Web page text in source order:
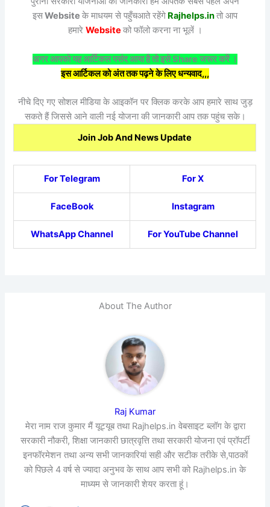
इसWebsite के माधयम से पहुँचआते रहेंगे Rajhelps.inतो आप
हमारे Website को फॉलो करना ना भूलें ।
अगर आपको यह आर्टिकल पसंद आया है तो इसे Share जरूर करें ।
इस आर्टिकल को अंत तक पढ़ने के लिए धन्यवाद,,,
नीचे दिए गए सोशल मीडिया के आइकॉन पर क्लिक करके आप हमारे साथ जुड़
सकते हैं जिससे आने वाली नई योजना की जानकारी आप तक पहुंच सके।
Join Job And News Update
For Telegram For X
FaceBook Instagram
WhatsApp Channel For YouTube Channel
About The Author
Raj Kumar
मेरा नाम राज कुमार मैं यूट्यूब तथा Rajhelps.in वेबसाइट ब्लॉग के द्वारा
सरकारी नौकरी, शिक्षा जानकारी छात्रवृत्ति तथा सरकारी योजना एवं प्रॉपर्टी
इनफॉरमेशन तथा अन्य सभी जानकारियां सही और सटीक तरीके से,पाठकों
को पिछले 4 वर्ष से ज्यादा अनुभव के साथ आप सभी को Rajhelps.in के
माध्यम से जानकारी शेयर करता हूं।